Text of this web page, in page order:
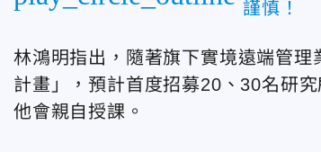
謹慎！
林鴻明指出，隨著旗下實境遠端管
計畫」，預計首度招募20、30名研
他會親自授課。